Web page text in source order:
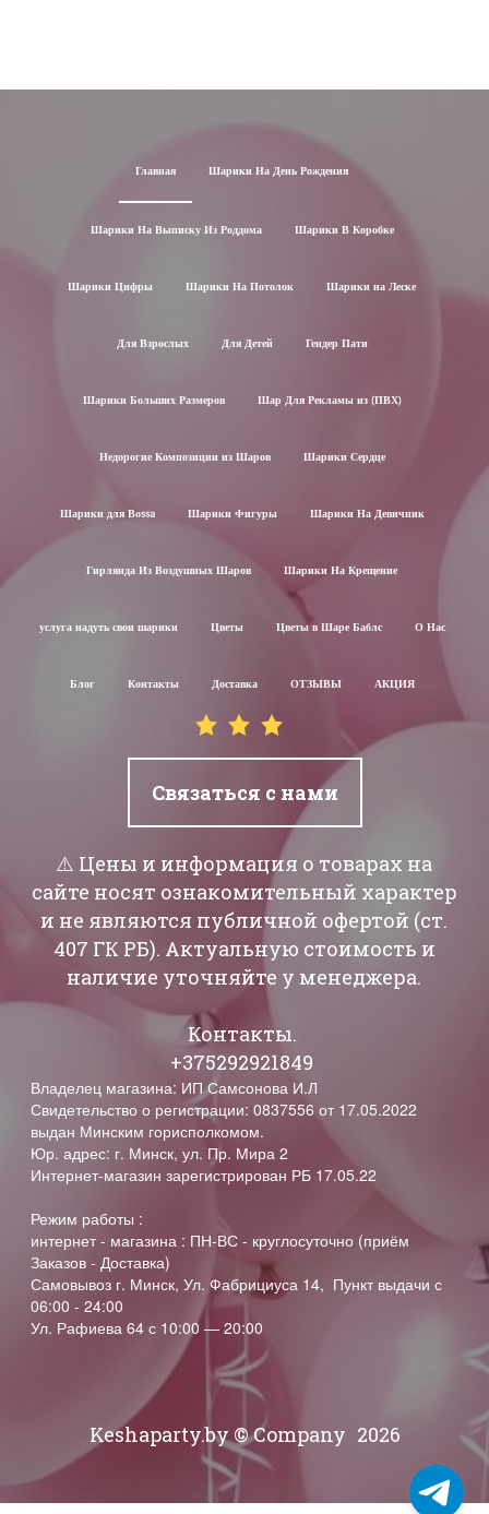
Главная Шарики На День Рождения
Шарики На Выписку Из Роддома Шарики В Коробке
Шарики Цифры Шарики На Потолок Шарики на Леске
Для Взрослых Для Детей Гендер Пати
Шарики Больших Размеров Шар Для Рекламы из (ПВХ)
Недорогие Композиции из Шаров Шарики Сердце
Шарики для Воssa Шарики Фигуры Шарики На Девичник
Гирлянда Из Воздушных Шаров Шарики На Крещение
услуга надуть свои шарики Цветы Цветы в Шаре Баблс О Нас
Блог Контакты Доставка ОТЗЫВЫ АКЦИЯ
Связаться с нами
⚠️ Цены и информация о товарах на
сайте носят ознакомительный характер
и не являются публичной офертой (ст.
407 ГК РБ). Актуальную стоимость и
наличие уточняйте у менеджера.
Контакты.
+375292921849
Владелец магазина: ИП Самсонова И.Л
Свидетельство о регистрации: 0837556 от 17.05.2022
выдан Минским горисполкомом.
Юр. адрес: г. Минск, ул. Пр. Мира 2
Интернет-магазин зарегистрирован РБ 17.05.22
Режим работы :
интернет - магазина : ПН-ВС - круглосуточно (приём
Заказов - Доставка)
Самовывоз г. Минск, Ул. Фабрициуса 14, Пункт выдачи с
06:00 - 24:00
Ул. Рафиева 64 с 10:00 — 20:00
Keshaparty.by © Company 2026